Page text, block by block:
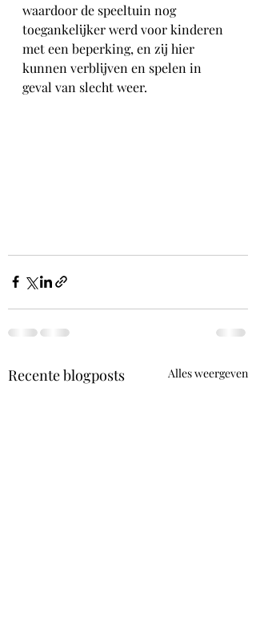
waardoor de speeltuin nog
toegankelijker werd voor kinderen
met een beperking, en zij hier
kunnen verblijven en spelen in
geval van slecht weer.
Recente blogposts Alles weergeven